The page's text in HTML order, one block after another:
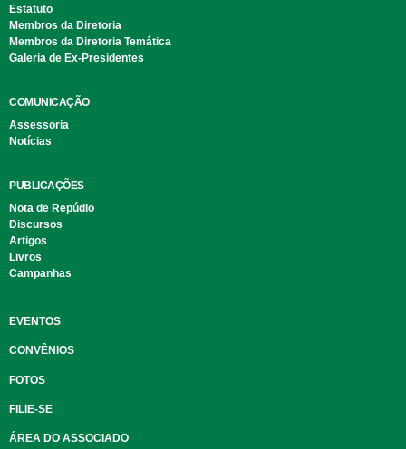
Estatuto
Membros da Diretoria
Membros da Diretoria Temática
Galeria de Ex-Presidentes
COMUNICAÇÃO
Assessoria
Notícias
PUBLICAÇÕES
Nota de Repúdio
Discursos
Artigos
Livros
Campanhas
EVENTOS
CONVÊNIOS
FOTOS
FILIE-SE
ÁREA DO ASSOCIADO